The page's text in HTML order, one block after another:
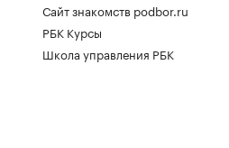
Сайт знакомств podbor.ru
РБК Курсы
Школа управления РБК